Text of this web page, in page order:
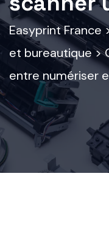
Easyprint France
et bureautique>
entre numériser